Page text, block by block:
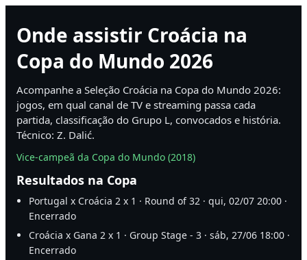
Onde assistir Croácia na
Copa do Mundo 2026
Acompanhe a Seleção Croácia na Copa do Mundo 2026:
jogos, em qual canal de TV e streaming passa cada
partida, classificação do Grupo L, convocados e história.
Técnico: Z. Dalić.
Vice-campeã da Copa do Mundo (2018)
Resultados na Copa
Portugal x Croácia 2 x 1 · Round of 32 · qui, 02/07 20:00 ·
Encerrado
Croácia x Gana 2 x 1 · Group Stage - 3 · sáb, 27/06 18:00 ·
Encerrado